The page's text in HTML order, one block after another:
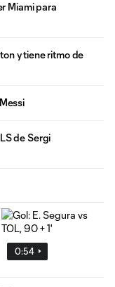
Miami para
y tiene ritmo de
de Sergi
0:54